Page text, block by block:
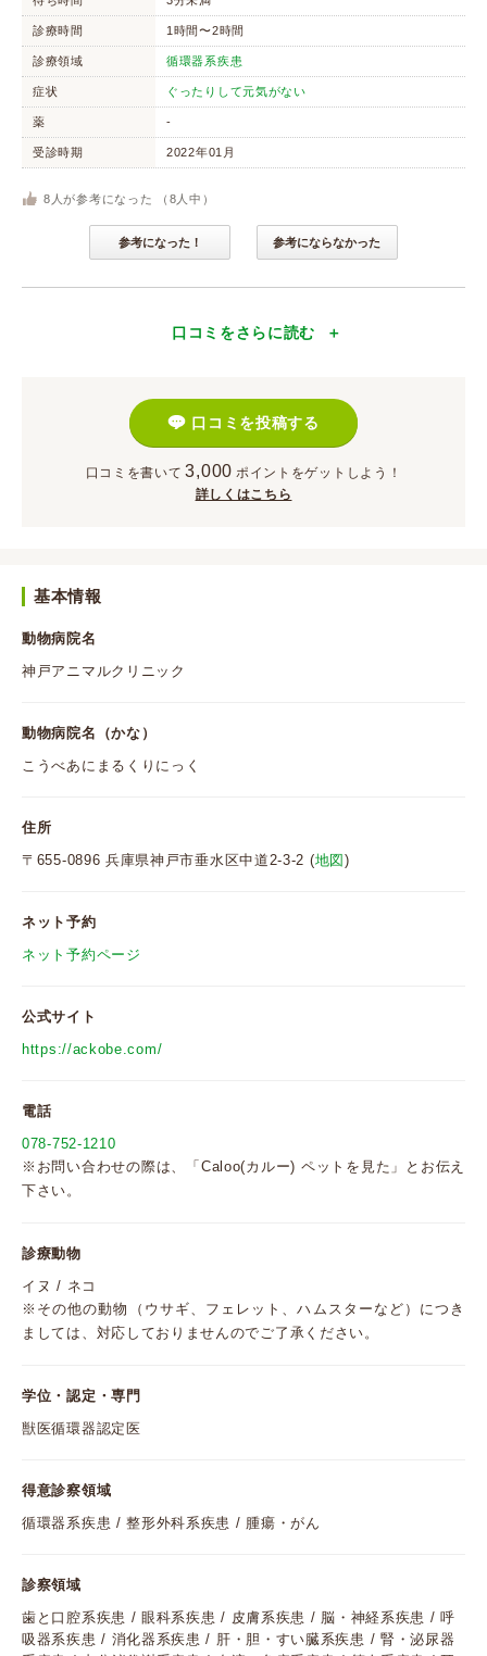
診療時間 1時間〜2時間
診療領域 循環器系疾患
症状 ぐったりして元気がない
薬 -
受診時期 2022年01月
8 人が参考になった （ 8 人中）
参考になった！ 参考にならなかった
口コミをさらに読む
口コミを投稿する
口コミを書いて 3,000 ポイント をゲットしよう！
詳しくはこちら
基本情報
動物病院名
神戸アニマルクリニック
動物病院名（かな）
こうべあにまるくりにっく
住所
〒655-0896 兵庫県神戸市垂水区中道2-3-2 (地図)
ネット予約
ネット予約ページ
公式サイト
https://ackobe.com/
電話
078-752-1210
※お問い合わせの際は、「Caloo(カルー) ペットを見た」とお伝え
下さい。
診療動物
イヌ / ネコ
※その他の動物（ウサギ、フェレット、ハムスターなど）につき
ましては、対応しておりませんのでご了承ください。
学位・認定・専門
獣医循環器認定医
得意診察領域
循環器系疾患 / 整形外科系疾患 / 腫瘍・がん
診察領域
歯と口腔系疾患 / 眼科系疾患 / 皮膚系疾患 / 脳・神経系疾患 / 呼
吸器系疾患 / 消化器系疾患 / 肝・胆・すい臓系疾患 / 腎・泌尿器